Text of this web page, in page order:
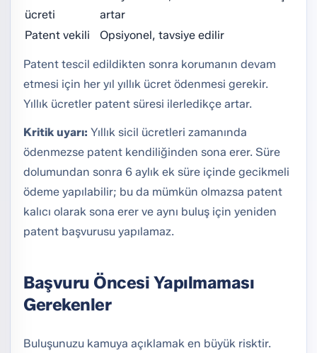
ücreti
artar
Patent vekili
Opsiyonel, tavsiye edilir
Patent tescil edildikten sonra korumanın devam
etmesi için her yıl yıllık ücret ödenmesi gerekir.
Yıllık ücretler patent süresi ilerledikçe artar.
Kritik uyarı: Yıllık sicil ücretleri zamanında
ödenmezse patent kendiliğinden sona erer. Süre
dolumundan sonra 6 aylık ek süre içinde gecikmeli
ödeme yapılabilir; bu da mümkün olmazsa patent
kalıcı olarak sona erer ve aynı buluş için yeniden
patent başvurusu yapılamaz.
Başvuru Öncesi Yapılmaması
Gerekenler
Buluşunuzu kamuya açıklamak en büyük risktir.